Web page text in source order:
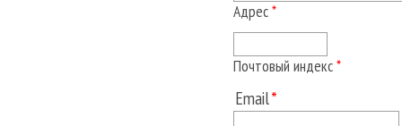
Адрес*
Почтовый индекс*
Email